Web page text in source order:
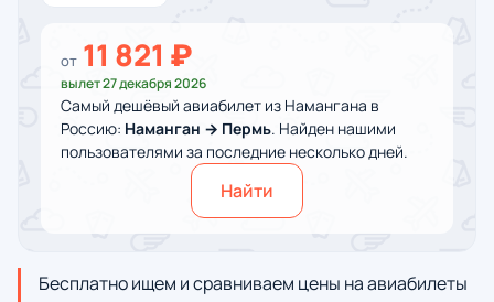
от 11 821 ₽
вылет 27 декабря 2026
Самый дешёвый авиабилет из Намангана в
Россию: Наманган → Пермь. Найден нашими
пользователями за последние несколько дней.
Найти
Бесплатно ищем и сравниваем цены на авиабилеты